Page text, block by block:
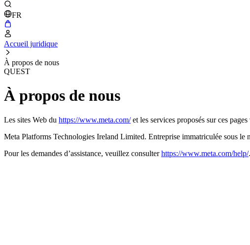
FR
Accueil juridique
À propos de nous
QUEST
À propos de nous
Les sites Web du https://www.meta.com/et les services proposés sur ces
Meta Platforms Technologies Ireland Limited. Entreprise immatriculée sous
Pour les demandes d’assistance, veuillez consulterhttps://www.meta.com/help/.